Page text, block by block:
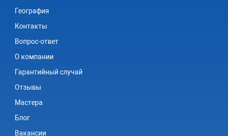
География
Контакты
Вопрос-ответ
О компании
Гарантийный случай
Отзывы
Мастера
Блог
Вакансии